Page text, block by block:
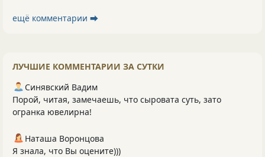
ещё комментарии ⮕
ЛУЧШИЕ КОММЕНТАРИИ ЗА СУТКИ
Синявский Вадим
Порой, читая, замечаешь, что сыровата суть, зато
огранка ювелирна!
Наташа Воронцова
Я знала, что Вы оцените)))